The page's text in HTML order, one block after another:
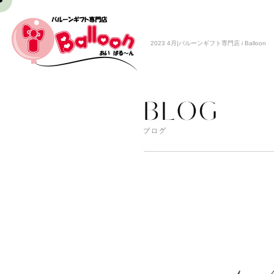
2023 4月|バルーンギフト専門店 i Balloon